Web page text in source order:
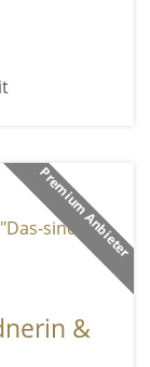
Premium Anbieter
&